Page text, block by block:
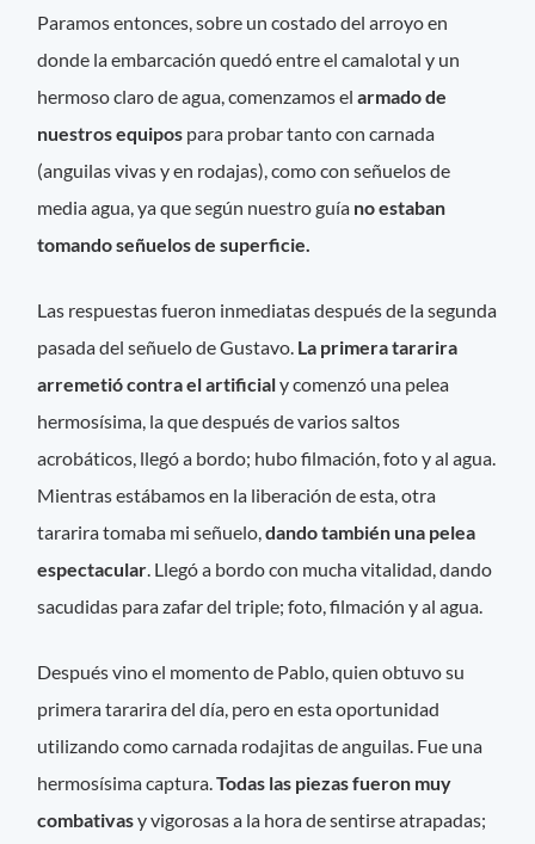
Paramos entonces, sobre un costado del arroyo en
donde la embarcación quedó entre el camalotal y un
hermoso claro de agua, comenzamos elarmado de
nuestros equipos para probar tanto con carnada
(anguilas vivas y en rodajas), como con señuelos de
media agua, ya que según nuestro guía no estaban
tomando señuelos de superficie.
Las respuestas fueron inmediatas después de la segunda
pasada del señuelo de Gustavo. La primera tararira
arremetió contra el artificialy comenzó una pelea
hermosísima, la que después de varios saltos
acrobáticos, llegó a bordo; hubo filmación, foto y al agua.
Mientras estábamos en la liberación de esta, otra
tararira tomaba mi señuelo,dando también una pelea
espectacular. Llegó a bordo con mucha vitalidad, dando
sacudidas para zafar del triple; foto, filmación y al agua.
Después vino el momento de Pablo, quien obtuvo su
primera tararira del día, pero en esta oportunidad
utilizando como carnada rodajitas de anguilas. Fue una
hermosísima captura.Todas las piezas fueron muy
combativasy vigorosas a la hora de sentirse atrapadas;